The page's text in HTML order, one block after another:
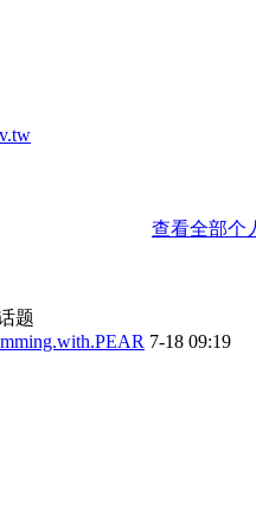
查看全部个
题
7-18 09:19